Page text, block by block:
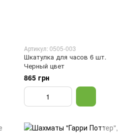
Артикул: 0505-003
Шкатулка для часов 6 шт.
Черный цвет
865 грн